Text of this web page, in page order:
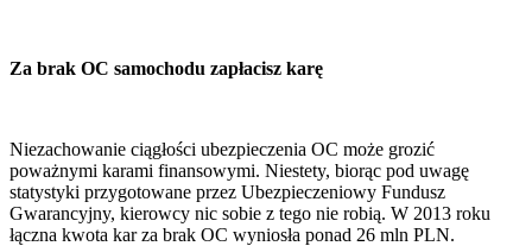
Za brak OC samochodu zapłacisz karę
Niezachowanie ciągłości ubezpieczenia OC może grozić
poważnymi karami finansowymi. Niestety, biorąc pod uwagę
statystyki przygotowane przez Ubezpieczeniowy Fundusz
Gwarancyjny, kierowcy nic sobie z tego nie robią. W 2013 roku
łączna kwota kar za brak OC wyniosła ponad 26 mln PLN.